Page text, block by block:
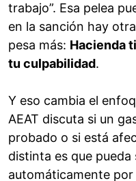
trabajo”. Esa pelea
en la sanción hay
pesa más: Hacienda
tu culpabilidad.
Y eso cambia el
AEAT discuta si un
probado o si está
distinta es que
automáticamente por